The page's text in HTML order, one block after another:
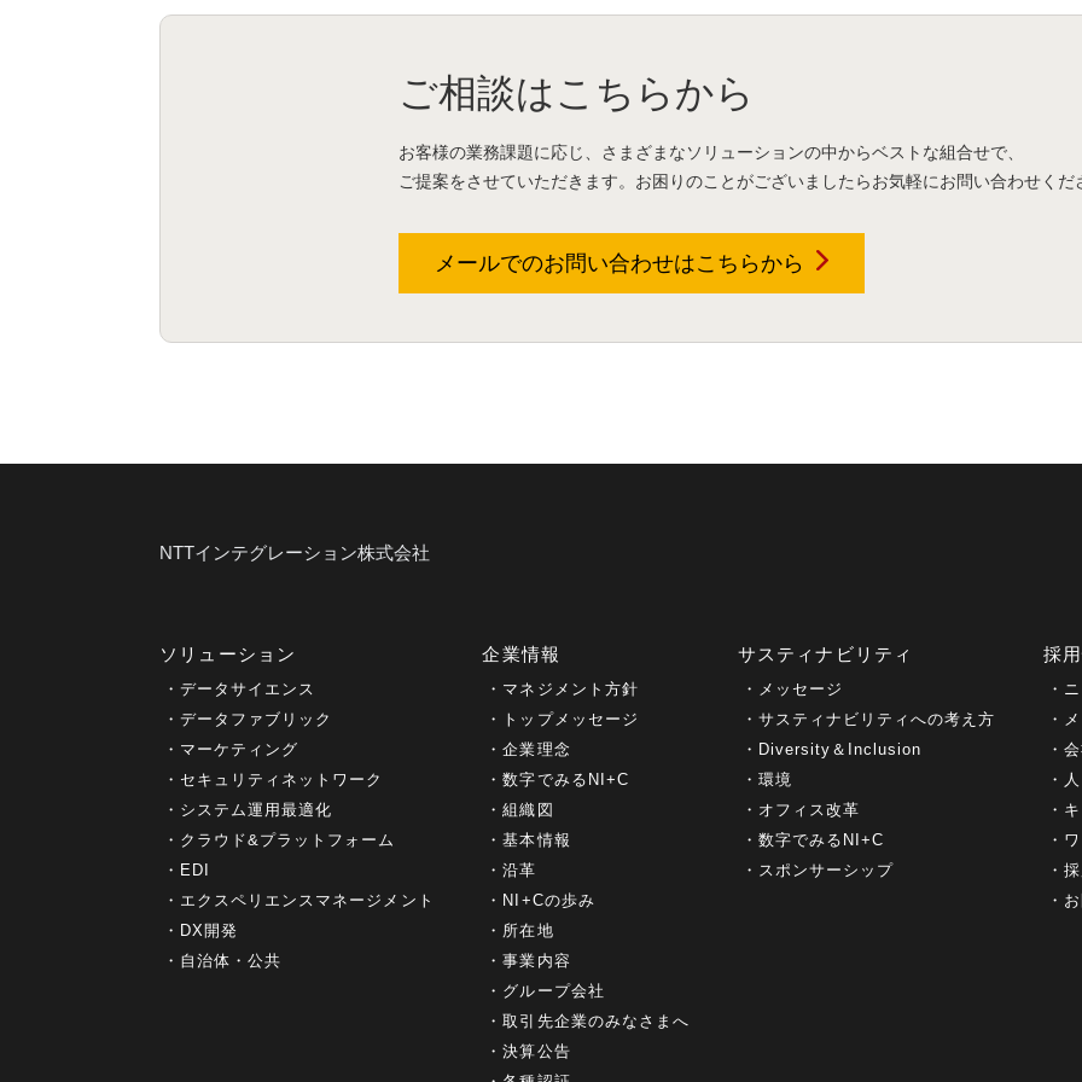
ご相談はこちらから
お客様の業務課題に応じ、さまざまなソリューションの中からベストな組合せで、
ご提案をさせていただきます。お困りのことがございましたらお気軽にお問い合わせくだ
メールでのお問い合わせはこちらから
NTTインテグレーション株式会社
ソリューション
データサイエンス
データファブリック
マーケティング
セキュリティネットワーク
システム運用最適化
クラウド&プラットフォーム
EDI
エクスペリエンスマネージメント
DX開発
自治体・公共
企業情報
マネジメント方針
トップメッセージ
企業理念
数字でみるNI+C
組織図
基本情報
沿革
NI+Cの歩み
所在地
事業内容
グループ会社
取引先企業のみなさまへ
決算公告
サスティナビリティ
メッセージ
サスティナビリティへの考え方
Diversity＆Inclusion
環境
オフィス改革
数字でみるNI+C
スポンサーシップ
採